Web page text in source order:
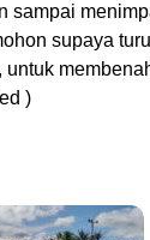
sampai
supaya
untuk
)